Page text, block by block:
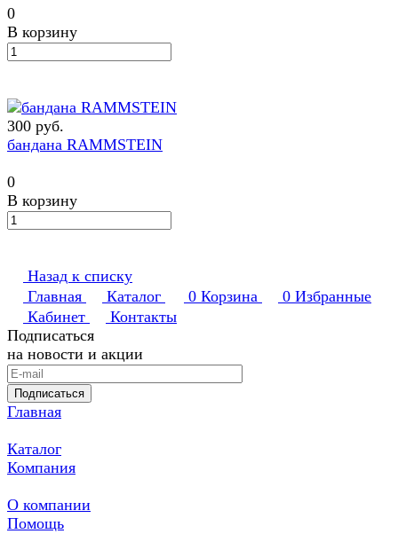
0
В корзину
300 руб.
бандана RAMMSTEIN
0
В корзину
Назад к списку
Главная
Каталог 0 Корзина 0 Избранные
Кабинет
Контакты
Подписаться
на новости и акции
Подписаться
Главная
Каталог
Компания
О компании
Помощь